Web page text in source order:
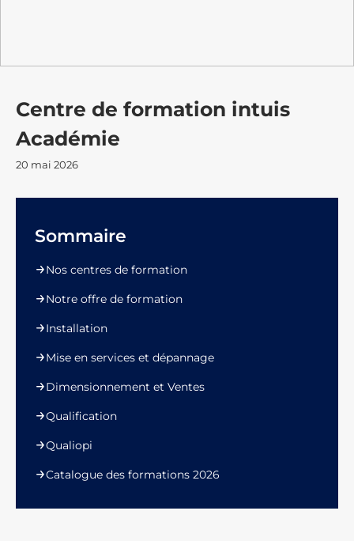
Centre de formation intuis
Académie
20 mai 2026
Sommaire
Nos centres de formation
Notre offre de formation
Installation
Mise en services et dépannage
Dimensionnement et Ventes
Qualification
Qualiopi
Catalogue des formations 2026